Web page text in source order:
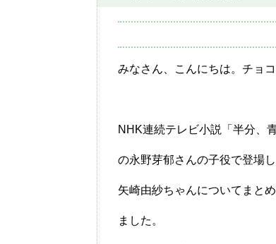
みなさん、こんにちは。チョコ
NHK連続テレビ小説「半分、青
の永野芽郁さんの子役で登場
矢崎由紗ちゃんについてまとめ
ました。